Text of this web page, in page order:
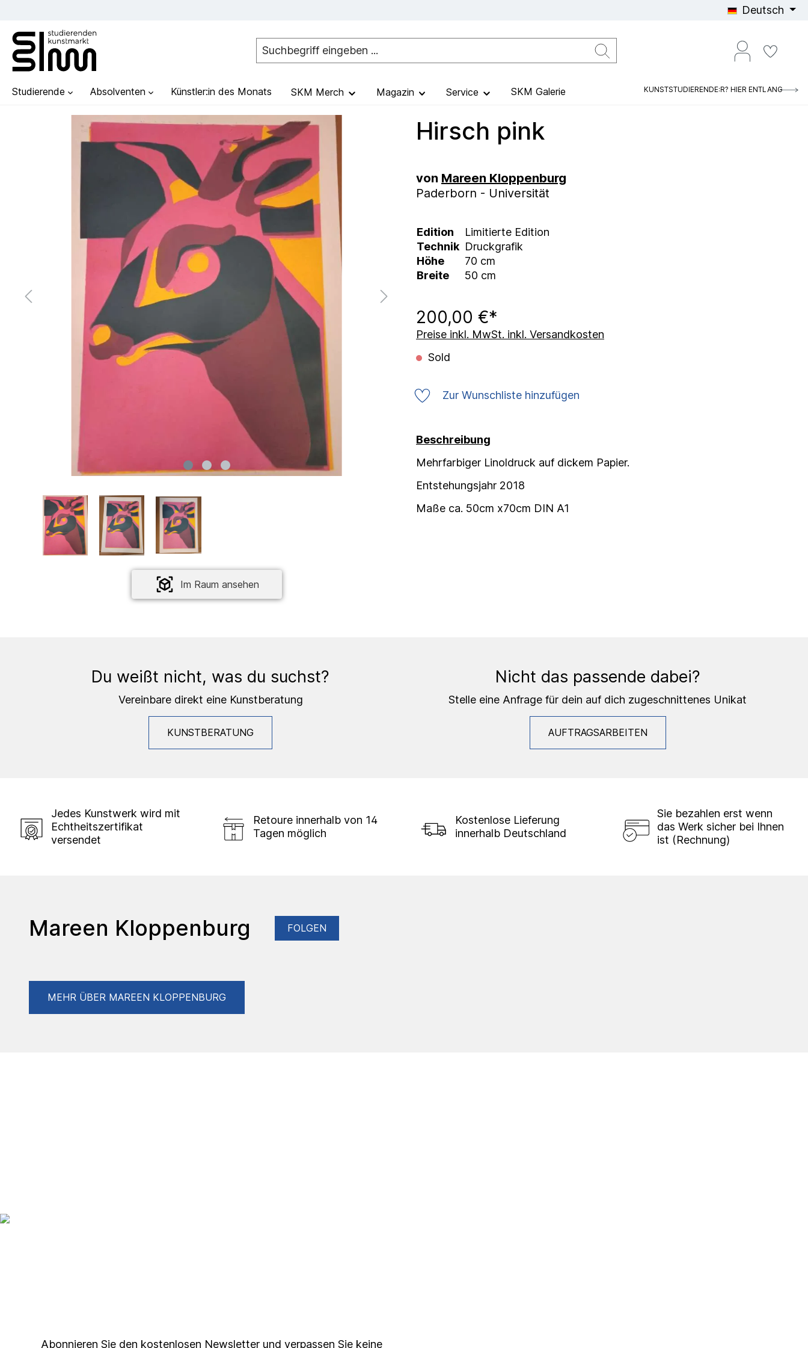
Deutsch
Studierende Absolventen Künstler:in des Monats SKM Merch Magazin Service SKM Galerie KUNSTSTUDIERENDE:R? HIER ENTLANG
Im Raum ansehen
Hirsch pink
von Mareen Kloppenburg
Paderborn - Universität
Edition
Limitierte Edition
Technik Druckgrafik
Höhe
70 cm
Breite
50 cm
200,00 €*
Preise inkl. MwSt. inkl. Versandkosten
Sold
Zur Wunschliste hinzufügen
Beschreibung
Mehrfarbiger Linoldruck auf dickem Papier.
Entstehungsjahr 2018
Maße ca. 50cm x70cm DIN A1
Du weißt nicht, was du suchst?
Vereinbare direkt eine Kunstberatung
KUNSTBERATUNG
Nicht das passende dabei?
Stelle eine Anfrage für dein auf dich zugeschnittenes Unikat
AUFTRAGSARBEITEN
Jedes Kunstwerk wird mit
Echtheitszertifikat
versendet
Retoure innerhalb von 14
Tagen möglich
Kostenlose Lieferung
innerhalb Deutschland
Sie bezahlen erst wenn
das Werk sicher bei Ihnen
ist (Rechnung)
Mareen Kloppenburg FOLGEN
MEHR ÜBER MAREEN KLOPPENBURG
Abonnieren Sie den kostenlosen Newsletter und verpassen Sie keine